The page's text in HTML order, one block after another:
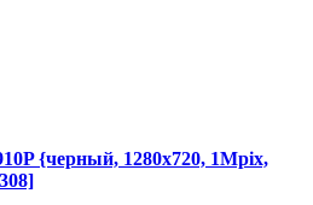
{черный, 1280x720, 1Mpix,